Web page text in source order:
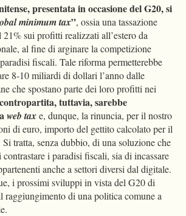
presentata in occasione del G20, si
minimum tax”, ossia una tassazione
sui profitti realizzati all’estero da
al fine di arginare la competizione
fiscali. Tale riforma permetterebbe
8-10 miliardi di dollari l’anno dalle
che spostano parte dei loro profitti nei
tuttavia, sarebbe
web taxe, dunque, la rinuncia, per il nostro
di euro, importo del gettito calcolato per il
Si tratta, senza dubbio, di una soluzione che
i paradisi fiscali, sia di incassare
anche a settori diversi dal digitale.
i prossimi sviluppi in vista del G20 di
raggiungimento di una politica comune a